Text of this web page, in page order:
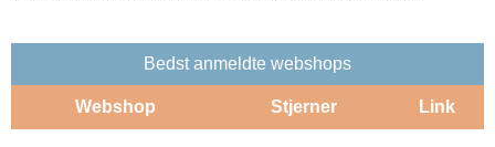
Bedst anmeldte webshops
Webshop Stjerner Link